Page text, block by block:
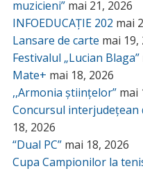
muzicieni” mai 21, 2026
INFOEDUCAȚIE 202 mai
Lansare de carte mai 19,
Festivalul „Lucian Blaga”
Mate+ mai 18, 2026
,,Armonia științelor” mai
Concursul
18, 2026
“Dual PC” mai 18, 2026
Cupa Campionilor la